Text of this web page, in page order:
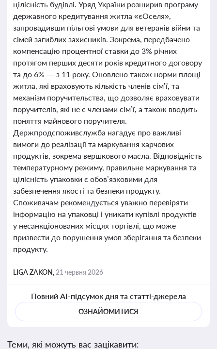
цілісність будівлі. Уряд України розширив програму
державного кредитування житла «єОселя»,
запровадивши пільгові умови для ветеранів війни та
сімей загиблих захисників. Зокрема, передбачено
компенсацію процентної ставки до 3% річних
протягом перших десяти років кредитного договору
та до 6% — з 11 року. Оновлено також норми площі
житла, які враховують кількість членів сім’ї, та
механізм поручительства, що дозволяє враховувати
поручителів, які не є членами сім’ї, а також вводить
поняття майнового поручителя.
Держпродспоживслужба нагадує про важливі
вимоги до реалізації та маркування харчових
продуктів, зокрема вершкового масла. Відповідність
температурному режиму, правильне маркування та
цілісність упаковки є обов’язковими для
забезпечення якості та безпеки продукту.
Споживачам рекомендується уважно перевіряти
інформацію на упаковці і уникати купівлі продуктів
у несанкціонованих місцях торгівлі, що може
призвести до порушення умов зберігання та безпеки
продукту.
LIGA ZAKON, 21 червня 2026
Повний AI-підсумок дня та статті-джерела
ОЗНАЙОМИТИСЯ
Теми, які можуть вас зацікавити: